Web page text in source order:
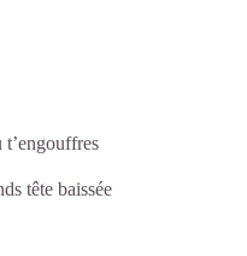
t’engouffres
tête baissée